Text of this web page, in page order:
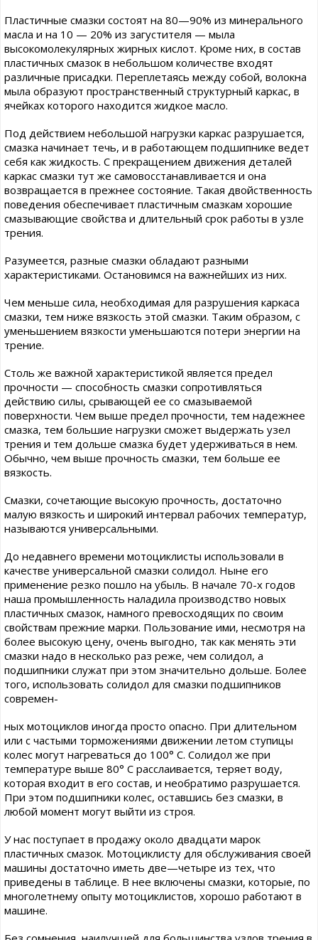
Пластичные смазки состоят на 80—90% из минерального
масла и на 10 — 20% из загустителя — мыла
высокомолекулярных жирных кислот. Кроме них, в состав
пластичных смазок в небольшом количестве входят
различные присадки. Переплетаясь между собой, волокна
мыла образуют пространственный структурный каркас, в
ячейках которого находится жидкое масло.
Под действием небольшой нагрузки каркас разрушается,
смазка начинает течь, и в работающем подшипнике ведет
себя как жидкость. С прекращением движения деталей
каркас смазки тут же самовосстанавливается и она
возвращается в прежнее состояние. Такая двойственность
поведения обеспечивает пластичным смазкам хорошие
смазывающие свойства и длительный срок работы в узле
трения.
Разумеется, разные смазки обладают разными
характеристиками. Остановимся на важнейших из них.
Чем меньше сила, необходимая для разрушения каркаса
смазки, тем ниже вязкость этой смазки. Таким образом, с
уменьшением вязкости уменьшаются потери энергии на
трение.
Столь же важной характеристикой является предел
прочности — способность смазки сопротивляться
действию силы, срывающей ее со смазываемой
поверхности. Чем выше предел прочности, тем надежнее
смазка, тем большие нагрузки сможет выдержать узел
трения и тем дольше смазка будет удерживаться в нем.
Обычно, чем выше прочность смазки, тем больше ее
вязкость.
Смазки, сочетающие высокую прочность, достаточно
малую вязкость и широкий интервал рабочих температур,
называются универсальными.
До недавнего времени мотоциклисты использовали в
качестве универсальной смазки солидол. Ныне его
применение резко пошло на убыль. В начале 70-х годов
наша промышленность наладила производство новых
пластичных смазок, намного превосходящих по своим
свойствам прежние марки. Пользование ими, несмотря на
более высокую цену, очень выгодно, так как менять эти
смазки надо в несколько раз реже, чем солидол, а
подшипники служат при этом значительно дольше. Более
того, использовать солидол для смазки подшипников
современ-
ных мотоциклов иногда просто опасно. При длительном
или с частыми торможениями движении летом ступицы
колес могут нагреваться до 100° С. Солидол же при
температуре выше 80° С расслаивается, теряет воду,
которая входит в его состав, и необратимо разрушается.
При этом подшипники колес, оставшись без смазки, в
любой момент могут выйти из строя.
У нас поступает в продажу около двадцати марок
пластичных смазок. Мотоциклисту для обслуживания своей
машины достаточно иметь две—четыре из тех, что
приведены в таблице. В нее включены смазки, которые, по
многолетнему опыту мотоциклистов, хорошо работают в
машине.